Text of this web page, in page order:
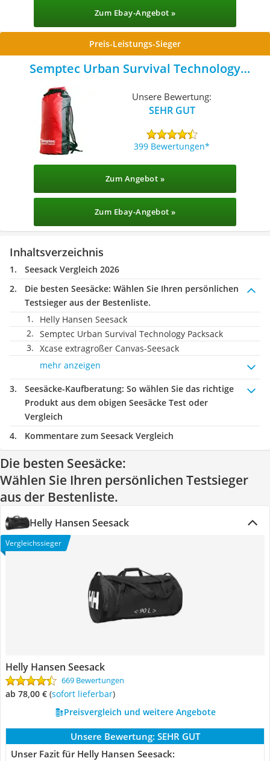
Zum Ebay-Angebot »
Preis-Leistungs-Sieger
Semptec Urban Survival Technology
Unsere Bewertung:
SEHR GUT
399 Bewertungen
Zum Angebot »
Zum Ebay-Angebot »
Inhaltsverzeichnis
Seesack Vergleich 2026
Die besten Seesäcke: Wählen Sie Ihren persönlichen
Testsieger aus der Bestenliste.
Helly Hansen Seesack
Semptec Urban Survival Technology Packsack
Xcase extragroßer Canvas-Seesack
mehr anzeigen
Seesäcke-Kaufberatung: So wählen Sie das richtige
Produkt aus dem obigen Seesäcke Test oder
Vergleich
Kommentare zum Seesack Vergleich
Die besten Seesäcke:
Wählen Sie Ihren persönlichen Testsieger
aus der Bestenliste.
Helly Hansen Seesack
Vergleichssieger
Helly Hansen Seesack
669 Bewertungen
ab 78,00 € ( Sofort lieferbar)
Preisvergleich und weitere Angebote
Unsere Bewertung: SEHR GUT
Unser Fazit für Helly Hansen Seesack: